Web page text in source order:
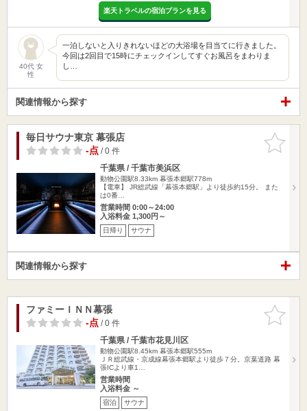
楽天トラベルの宿泊プランを見る
40代 女
性
一泊しないと入りきれないほどの大浴場を目当てに行きました。
今回は2回目で15時にチェックインしてすぐお風呂をまわりま
し…
関連情報から探す
お気に入
りに追加
毎日サウナ東京 幕張店
-点/ 0 件
千葉県 / 千葉市美浜区
動物公園駅8.33km 幕張本郷駅778m
【電車】 JR総武線「幕張本郷駅」より徒歩約15分。 また
は0番…
営業時間 0:00～24:00
入浴料金 1,300円～
日帰り サウナ
関連情報から探す
お気に入
りに追加
ファミーＩＮＮ幕張
-点/ 0 件
千葉県 / 千葉市花見川区
動物公園駅8.45km 幕張本郷駅555m
ＪＲ総武線・京成線幕張本郷駅より徒歩７分。京葉道路 幕
張ICより車1…
営業時間
入浴料金 ～
宿泊 サウナ